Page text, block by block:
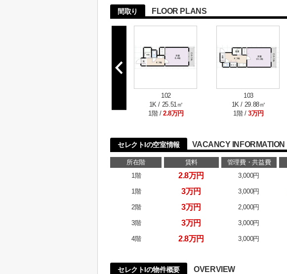
間取り FLOOR PLANS
102
1K / 25.51㎡
1階 / 2.8万円
103
1K / 29.88㎡
1階 /3万円
セレクトIの空室情報 VACANCY INFORMATION
所在階 賃料 管理費・共益費
1階
2.8万円 3,000円
1階 3万円 3,000円
2階 3万円 2,000円
3階 3万円 3,000円
4階 2.8万円 3,000円
セレクトIの物件概要 OVERVIEW